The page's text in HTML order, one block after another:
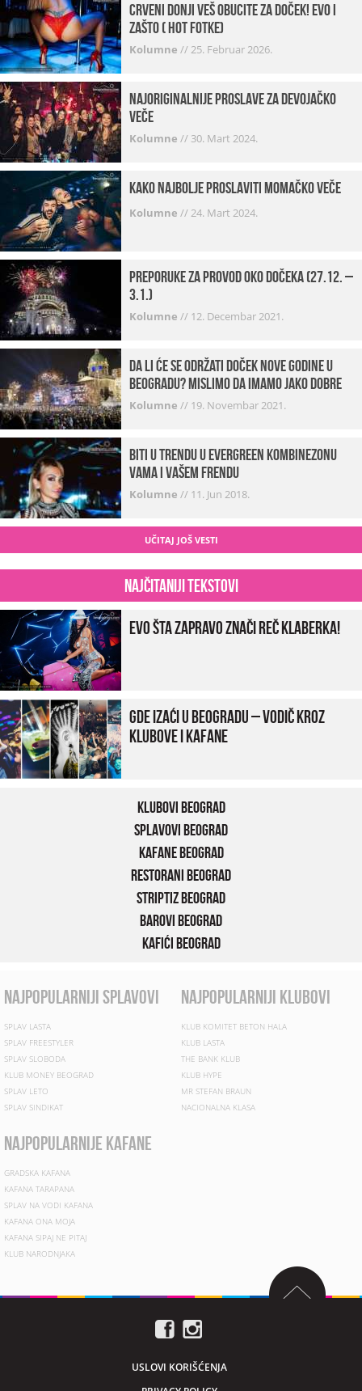
Crveni donji veš obucite za doček! Evo i
zašto ( hot fotke)
Kolumne //25. Februar 2026.
Najoriginalnije proslave za devojačko
veče
Kolumne // 30. Mart 2024.
Kako najbolje proslaviti momačko veče
Kolumne //24. Mart 2024.
Preporuke za provod oko dočeka (27.12. –
3.1.)
Kolumne // 12. Decembar 2021.
Da li će se održati doček Nove godine u
Beogradu? Mislimo da imamo jako DOBRE
VESTI!
Kolumne // 19. Novembar 2021.
Biti u trendu u Evergreen kombinezonu
vama i vašem frendu
Kolumne // 11. Jun 2018.
UČITAJ JOŠ VESTI
Najčitaniji tekstovi
Evo šta zapravo znači reč klaberka!
Gde izaći u Beogradu – vodič kroz
klubove i kafane
Klubovi Beograd
Splavovi Beograd
Kafane Beograd
Restorani Beograd
Striptiz Beograd
Barovi Beograd
Kafići Beograd
najpopularniji splavovi
SPLAV LASTA
SPLAV FREESTYLER
SPLAV SLOBODA
KLUB MONEY BEOGRAD
SPLAV LETO
SPLAV SINDIKAT
najpopularniji klubovi
KLUB KOMITET BETON HALA
KLUB LASTA
THE BANK KLUB
KLUB HYPE
MR STEFAN BRAUN
NACIONALNA KLASA
najpopularnije kafane
GRADSKA KAFANA
KAFANA TARAPANA
SPLAV NA VODI KAFANA
KAFANA ONA MOJA
KAFANA SIPAJ NE PITAJ
KLUB NARODNJAKA
USLOVI KORIŠĆENJA